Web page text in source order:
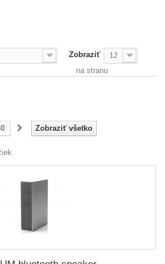
Zobraziť 12
na stranu
Zobraziť všetko